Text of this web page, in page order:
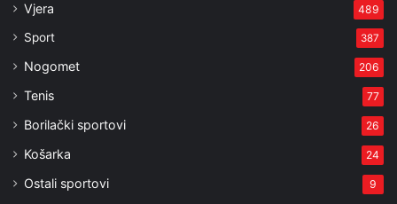
Vjera 489
Sport 387
Nogomet 206
Tenis 77
Borilački sportovi 26
Košarka 24
Ostali sportovi 9